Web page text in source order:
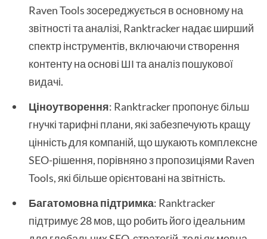
Raven Tools зосереджується в основному на
звітності та аналізі, Ranktracker надає ширший
спектр інструментів, включаючи створення
контенту на основі ШІ та аналіз пошукової
видачі.
Ціноутворення: Ranktracker пропонує більш
гнучкі тарифні плани, які забезпечують кращу
цінність для компаній, що шукають комплексне
SEO-рішення, порівняно з пропозиціями Raven
Tools, які більше орієнтовані на звітність.
Багатомовна підтримка: Ranktracker
підтримує 28 мов, що робить його ідеальним